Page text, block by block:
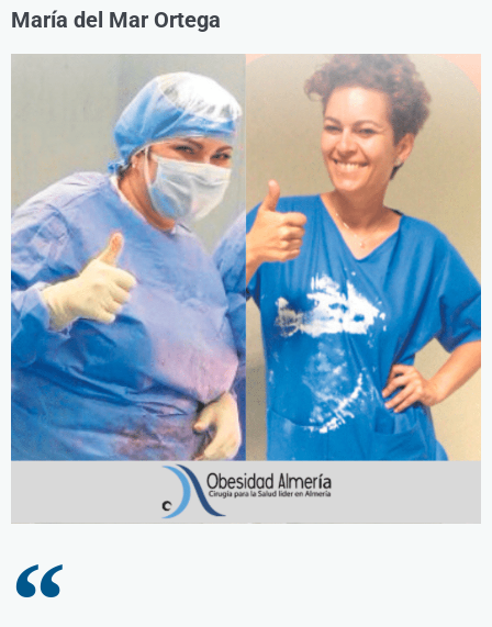
María del Mar Ortega